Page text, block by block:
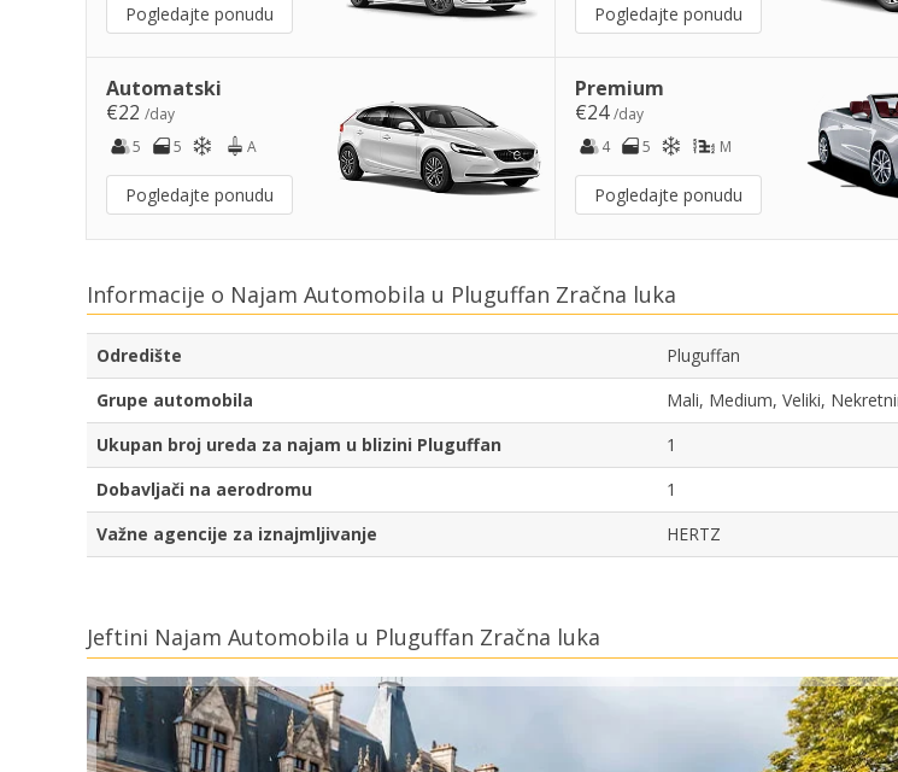
Pogledajte ponudu Pogledajte ponudu
Automatski
€22 /day
5
5 A
Pogledajte ponudu
Premium
€24/day
4
5 M
Pogledajte ponudu
Informacije o Najam Automobila u Pluguffan Zračna luka
Odredište
Pluguffan
Grupe automobila
Mali, Medium, Veliki,
Ukupan broj ureda za najam u blizini Pluguffan
1
Dobavljači na aerodromu
1
Važne agencije za iznajmljivanje
HERTZ
Jeftini Najam Automobila u Pluguffan Zračna luka